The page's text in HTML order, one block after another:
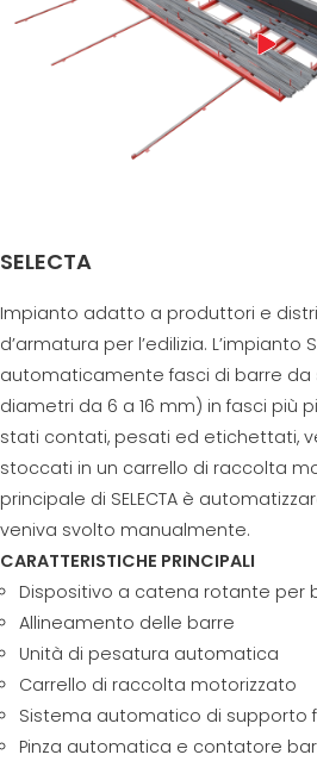
SELECTA
Impianto adatto a produttori e
d’armatura per l’edilizia. L’impianto
automaticamente fasci di barre da
diametri da 6 a 16 mm) in fasci più
stati contati, pesati ed etichettati,
stoccati in un carrello di raccolta
principale di SELECTA è
veniva svolto manualmente.
CARATTERISTICHE PRINCIPALI
Dispositivo a catena rotante per
Allineamento delle barre
Unità di pesatura automatica
Carrello di raccolta motorizzato
Sistema automatico di supporto
Pinza automatica e contatore